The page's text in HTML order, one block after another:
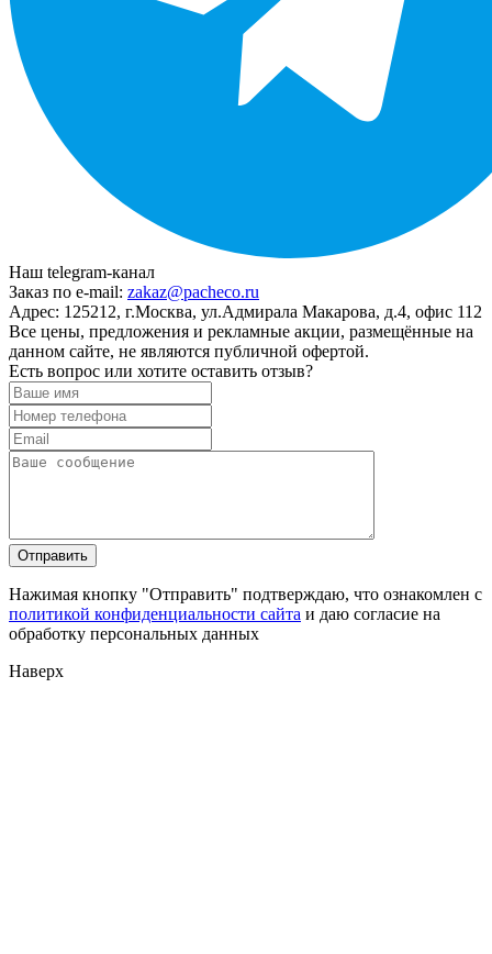
Наш telegram-канал
Заказ по e-mail: zakaz@pacheco.ru
Адрес: 125212, г.Москва, ул.Адмирала Макарова, д.4, офис 112
Все цены, предложения и рекламные акции, размещённые на
данном сайте, не являются публичной офертой.
Есть вопрос или хотите оставить отзыв?
Нажимая кнопку "Отправить" подтверждаю, что ознакомлен с
политикой конфиденциальности сайта и даю согласие на
обработку персональных данных
Наверх